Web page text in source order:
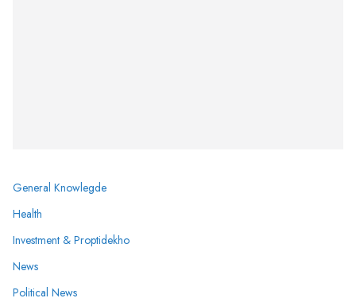
General Knowlegde
Health
Investment & Proptidekho
News
Political News